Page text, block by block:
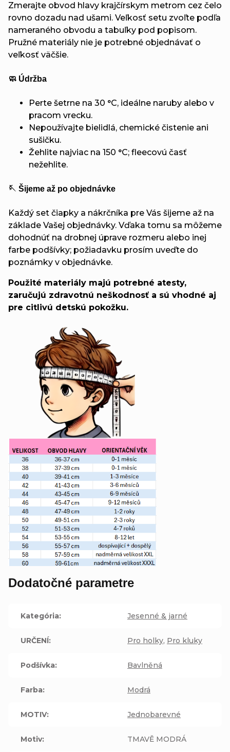
Zmerajte obvod hlavy krajčírskym metrom cez čelo
rovno dozadu nad ušami. Veľkosť setu zvoľte podľa
nameraného obvodu a tabuľky pod popisom.
Pružné materiály nie je potrebné objednávať o
veľkosť väčšie.
🧼 Údržba
Perte šetrne na 30 °C, ideálne naruby alebo v
pracom vrecku.
Nepoužívajte bielidlá, chemické čistenie ani
sušičku.
Žehlite najviac na 150 °C; fleecovú časť
nežehlite.
🪡 Šijeme až po objednávke
Každý set čiapky a nákrčníka pre Vás šijeme až na
základe Vašej objednávky. Vďaka tomu sa môžeme
dohodnúť na drobnej úprave rozmeru alebo inej
farbe podšívky; požiadavku prosím uveďte do
poznámky v objednávke.
Použité materiály majú potrebné atesty,
zaručujú zdravotnú neškodnosť a sú vhodné aj
pre citlivú detskú pokožku.
Dodatočné parametre
Kategória: Jesenné & jarné
URČENÍ: Pro holky, Pro kluky
Podšívka: Bavlněná
Farba: Modrá
MOTIV: Jednobarevné
Motiv: TMAVĚ MODRÁ